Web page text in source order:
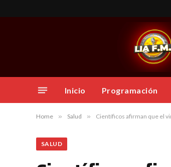
Inicio Programación
Home » Salud » Científicos afirman que el
SALUD